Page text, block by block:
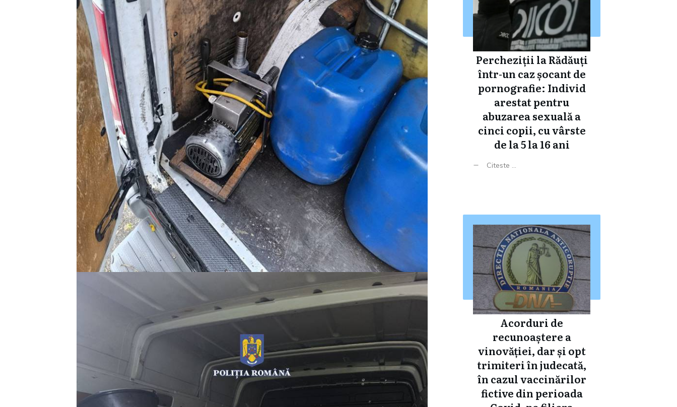
Percheziții la Rădăuți
într-un caz șocant de
pornografie: Individ
arestat pentru
abuzarea sexuală a
cinci copii, cu vârste
de la 5 la 16 ani
Citeste ...
Acorduri de
recunoaștere a
vinovăției, dar și opt
trimiteri în judecată,
în cazul vaccinărilor
fictive din perioada